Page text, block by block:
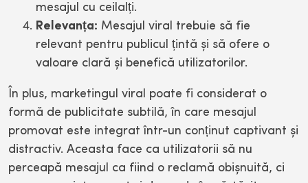
mesajul cu ceilalți.
Relevanța: Mesajul viral trebuie să fie
relevant pentru publicul țintă și să ofere o
valoare clară și benefică utilizatorilor.
În plus, marketingul viral poate fi considerat o
formă de publicitate subtilă, în care mesajul
promovat este integrat într-un conținut captivant și
distractiv. Aceasta face ca utilizatorii să nu
perceapă mesajul ca fiind o reclamă obișnuită, ci